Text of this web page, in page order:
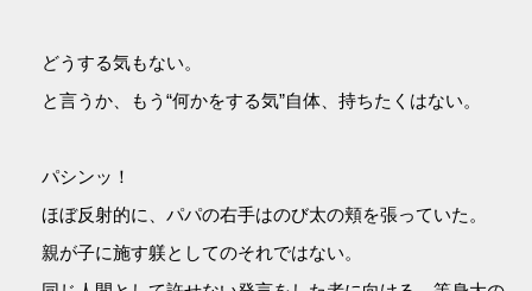
どうする気もない。
と言うか、もう“何かをする気”自体、持ちたくはない。
パシンッ！
ほぼ反射的に、パパの右手はのび太の頬を張っていた。
親が子に施す躾としてのそれではない。